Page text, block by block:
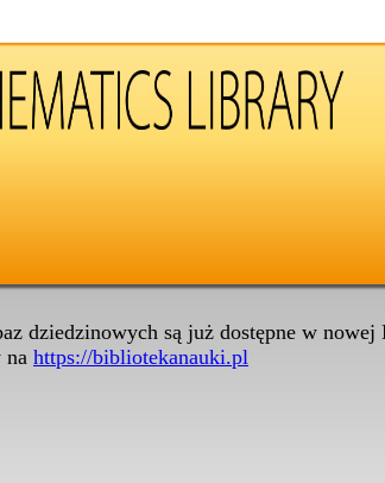
dziedzinowych są już dostępne w
na https://bibliotekanauki.pl